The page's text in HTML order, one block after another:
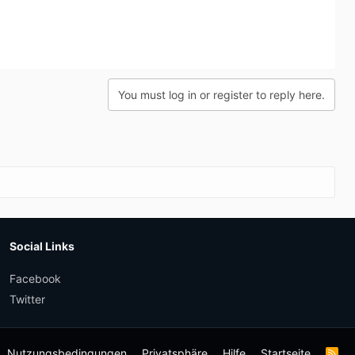
You must log in or register to reply here.
Social Links
Facebook
Twitter
R